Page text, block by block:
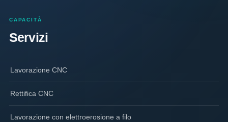
CAPACITÀ
Servizi
Lavorazione CNC
Rettifica CNC
Lavorazione con elettroerosione a filo